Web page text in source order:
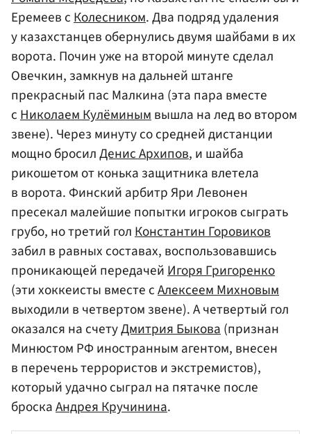
Еремеев сКолесником. Два подряд удаления
у казахстанцев обернулись двумя шайбами в их
ворота. Почин уже на второй минуте сделал
Овечкин, замкнув на дальней штанге
прекрасный пас Малкина (эта пара вместе
сНиколаем Кулёминымвышла на лед во втором
звене). Через минуту со средней дистанции
мощно бросилДенис Архипов, и шайба
рикошетом от конька защитника влетела
в ворота. Финский арбитр Яри Левонен
пресекал малейшие попытки игроков сыграть
грубо, но третий голКонстантин Горовиков
забил в равных составах, воспользовавшись
проникающей передачейИгоря Григоренко
(эти хоккеисты вместе сАлексеем Михновым
выходили в четвертом звене). А четвертый гол
оказался на счетуДмитрия Быкова(признан
Минюстом РФ иностранным агентом, внесен
в перечень террористов и экстремистов),
который удачно сыграл на пятачке после
броскаАндрея Кручинина.